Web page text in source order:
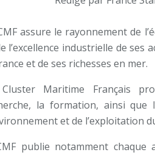
assure le rayonnement de
l’excellence industrielle de ses
et de ses richesses en mer.
Maritime Français
la formation, ainsi
et de l’exploitation
publie notamment chaque